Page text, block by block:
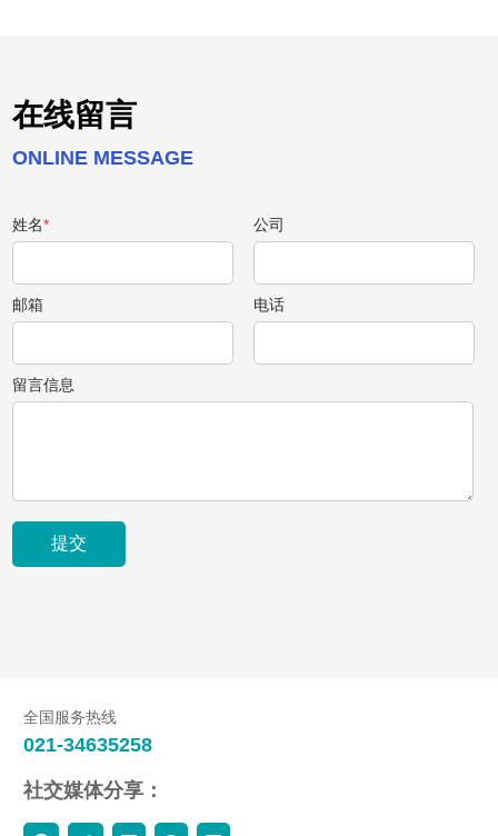
在线留言
ONLINE MESSAGE
姓名* 公司
邮箱 电话
留言信息
全国服务热线
021-34635258
社交媒体分享：